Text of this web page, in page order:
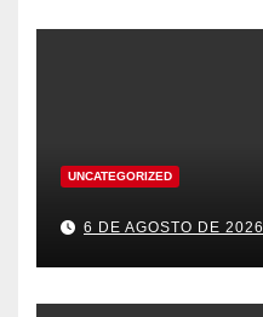
UNCATEGORIZED
6 DE AGOSTO DE 2026